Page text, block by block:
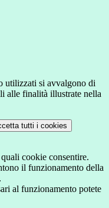
utilizzati si avvalgono di
alle finalità illustrate nella
tutti i cookies
cookie consentire.
il funzionamento della
al funzionamento potete